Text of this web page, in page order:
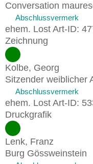
Conversation
Abschlussvermerk
ehem. Lost Art-ID:
Zeichnung
Kolbe, Georg
Sitzender weiblicher
Abschlussvermerk
ehem. Lost Art-ID:
Druckgrafik
Lenk, Franz
Burg Gössweinstein